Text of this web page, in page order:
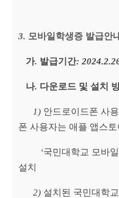
3. 모바일학생증 발급안
가. 발급기간:
나. 다운로드 및 설치
1) 안드로이드폰 사
폰 사용자는 애플 앱스토
‘국민대학교 모바
설치
2) 설치된 국민대학